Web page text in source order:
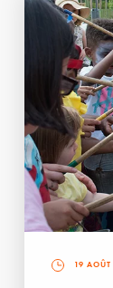
19 AOÛT